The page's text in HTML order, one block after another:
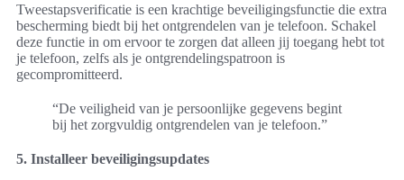
Tweestapsverificatie is een krachtige beveiligingsfunctie die extra
bescherming biedt bij het ontgrendelen van je telefoon. Schakel
deze functie in om ervoor te zorgen dat alleen jij toegang hebt tot
je telefoon, zelfs als je ontgrendelingspatroon is
gecompromitteerd.
“De veiligheid van je persoonlijke gegevens begint
bij het zorgvuldig ontgrendelen van je telefoon.”
5. Installeer beveiligingsupdates